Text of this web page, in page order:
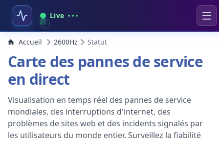
Live
Accueil 2600Hz Statut
Carte des pannes de service
en direct
Visualisation en temps réel des pannes de service
mondiales, des interruptions d'internet, des
problèmes de sites web et des incidents signalés par
les utilisateurs du monde entier. Surveillez la fiabilité